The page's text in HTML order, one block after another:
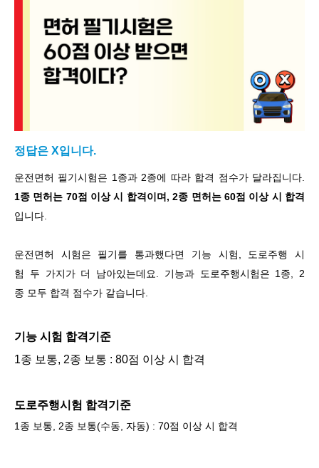
정답은 X입니다.
운전면허 필기시험은 1종과 2종에 따라 합격 점수가 달라집니다.
1종 면허는 70점 이상 시 합격이며, 2종 면허는 60점 이상 시 합격
입니다.
운전면허 시험은 필기를 통과했다면 기능 시험, 도로주행 시
험 두 가지가 더 남아있는데요. 기능과 도로주행시험은 1종, 2
종 모두 합격 점수가 같습니다.
기능 시험 합격기준
1종 보통, 2종 보통 : 80점 이상 시 합격
도로주행시험 합격기준
1종 보통, 2종 보통(수동, 자동) : 70점 이상 시 합격